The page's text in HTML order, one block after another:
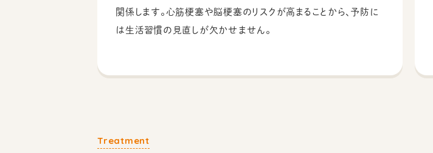
関係します。心筋梗塞や脳梗塞のリスクが高まることから、予防に
は生活習慣の見直しが欠かせません。